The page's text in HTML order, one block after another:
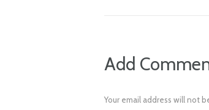
Add
Your email address will not